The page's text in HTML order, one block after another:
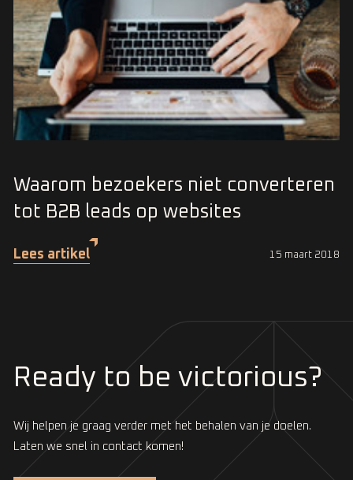
Waarom bezoekers niet converteren
tot B2B leads op websites
Lees artikel 15 maart 2018
Ready to be victorious?
Wij helpen je graag verder met het behalen van je doelen.
Laten we snel in contact komen!